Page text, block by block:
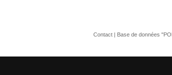
Contact| Base de données